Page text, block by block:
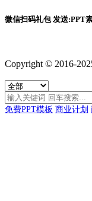
微信扫码礼包 发送:PPT
Copyright © 2016-
免费PPT模板 商业计划